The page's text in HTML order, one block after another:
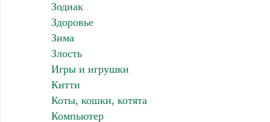
Зодиак
Здоровье
Зима
Злость
Игры и игрушки
Китти
Коты, кошки, котята
Компьютер